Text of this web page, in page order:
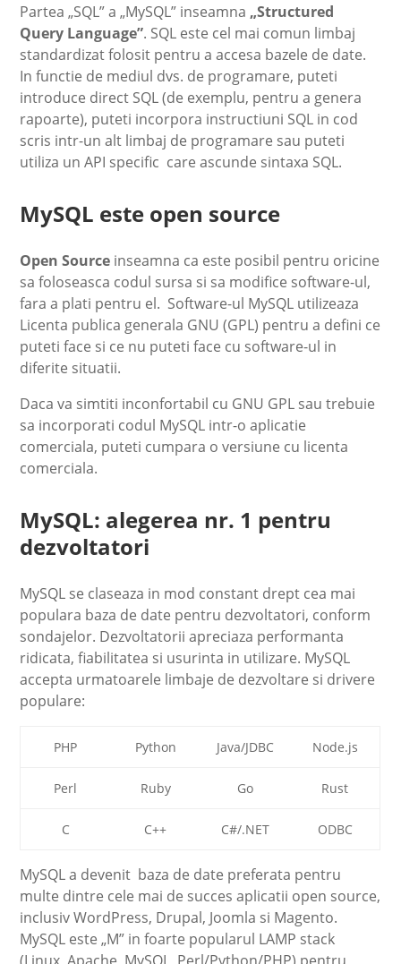
Partea „SQL” a „MySQL” inseamna „Structured
Query Language”. SQL este cel mai comun limbaj
standardizat folosit pentru a accesa bazele de date.
In functie de mediul dvs. de programare, puteti
introduce direct SQL (de exemplu, pentru a genera
rapoarte), puteti incorpora instructiuni SQL in cod
scris intr-un alt limbaj de programare sau puteti
utiliza un API specific care ascunde sintaxa SQL.
MySQL este open source
Open Source inseamna ca este posibil pentru oricine
sa foloseasca codul sursa si sa modifice software-ul,
fara a plati pentru el. Software-ul MySQL utilizeaza
Licenta publica generala GNU (GPL) pentru a defini ce
puteti face si ce nu puteti face cu software-ul in
diferite situatii.
Daca va simtiti inconfortabil cu GNU GPL sau trebuie
sa incorporati codul MySQL intr-o aplicatie
comerciala, puteti cumpara o versiune cu licenta
comerciala.
MySQL: alegerea nr. 1 pentru
dezvoltatori
MySQL se claseaza in mod constant drept cea mai
populara baza de date pentru dezvoltatori, conform
sondajelor. Dezvoltatorii apreciaza performanta
ridicata, fiabilitatea si usurinta in utilizare. MySQL
accepta urmatoarele limbaje de dezvoltare si drivere
populare:
PHP Python Java/JDBC Node.js
Perl Ruby Go Rust
C C++ C#/.NET ODBC
MySQL a devenit baza de date preferata pentru
multe dintre cele mai de succes aplicatii open source,
inclusiv WordPress, Drupal, Joomla si Magento.
MySQL este „M” in foarte popularul LAMP stack